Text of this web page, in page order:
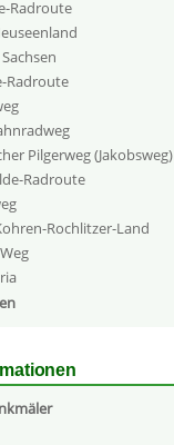
Radroute
Radroute
Pilgerweg (Jakobsweg)
Radroute
Rochlitzer-Land